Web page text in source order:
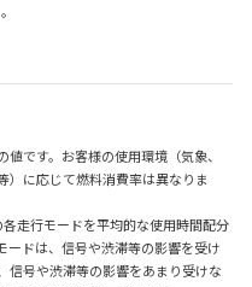
です。お客様の使用環境（気象、
）に応じて燃料消費率は異なりま
走行モードを平均的な使用時間配分
ードは、信号や渋滞等の影響を受け
信号や渋滞等の影響をあまり受けな